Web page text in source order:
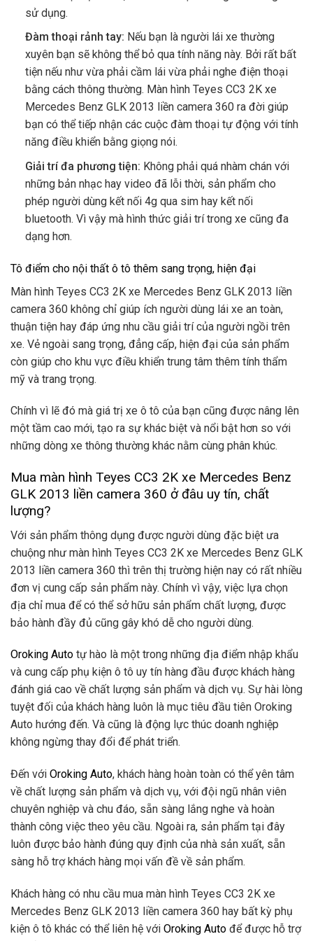
sử dụng.
Đàm thoại rảnh tay: Nếu bạn là người lái xe thường
xuyên bạn sẽ không thể bỏ qua tính năng này. Bởi rất bất
tiện nếu như vừa phải cầm lái vừa phải nghe điện thoại
bằng cách thông thường. Màn hình Teyes CC3 2K xe
Mercedes Benz GLK 2013 liền camera 360 ra đời giúp
bạn có thể tiếp nhận các cuộc đàm thoại tự động với tính
năng điều khiển bằng giọng nói.
Giải trí đa phương tiện: Không phải quá nhàm chán với
những bản nhạc hay video đã lỗi thời, sản phẩm cho
phép người dùng kết nối 4g qua sim hay kết nối
bluetooth. Vì vậy mà hình thức giải trí trong xe cũng đa
dạng hơn.
Tô điểm cho nội thất ô tô thêm sang trọng, hiện đại
Màn hình Teyes CC3 2K xe Mercedes Benz GLK 2013 liền
camera 360 không chỉ giúp ích người dùng lái xe an toàn,
thuận tiện hay đáp ứng nhu cầu giải trí của người ngồi trên
xe. Vẻ ngoài sang trọng, đẳng cấp, hiện đại của sản phẩm
còn giúp cho khu vực điều khiển trung tâm thêm tính thẩm
mỹ và trang trọng.
Chính vì lẽ đó mà giá trị xe ô tô của bạn cũng được nâng lên
một tầm cao mới, tạo ra sự khác biệt và nổi bật hơn so với
những dòng xe thông thường khác nằm cùng phân khúc.
Mua màn hình Teyes CC3 2K xe Mercedes Benz
GLK 2013 liền camera 360 ở đâu uy tín, chất
lượng?
Với sản phẩm thông dụng được người dùng đặc biệt ưa
chuộng như màn hình Teyes CC3 2K xe Mercedes Benz GLK
2013 liền camera 360 thì trên thị trường hiện nay có rất nhiều
đơn vị cung cấp sản phẩm này. Chính vì vậy, việc lựa chọn
địa chỉ mua để có thể sở hữu sản phẩm chất lượng, được
bảo hành đầy đủ cũng gây khó dễ cho người dùng.
Oroking Auto tự hào là một trong những địa điểm nhập khẩu
và cung cấp phụ kiện ô tô uy tín hàng đầu được khách hàng
đánh giá cao về chất lượng sản phẩm và dịch vụ. Sự hài lòng
tuyệt đối của khách hàng luôn là mục tiêu đầu tiên Oroking
Auto hướng đến. Và cũng là động lực thúc doanh nghiệp
không ngừng thay đổi để phát triển.
Đến với Oroking Auto, khách hàng hoàn toàn có thể yên tâm
về chất lượng sản phẩm và dịch vụ, với đội ngũ nhân viên
chuyên nghiệp và chu đáo, sẵn sàng lắng nghe và hoàn
thành công việc theo yêu cầu. Ngoài ra, sản phẩm tại đây
luôn được bảo hành đúng quy định của nhà sản xuất, sẵn
sàng hỗ trợ khách hàng mọi vấn đề về sản phẩm.
Khách hàng có nhu cầu mua màn hình Teyes CC3 2K xe
Mercedes Benz GLK 2013 liền camera 360 hay bất kỳ phụ
kiện ô tô khác có thể liên hệ với Oroking Auto để được hỗ trợ